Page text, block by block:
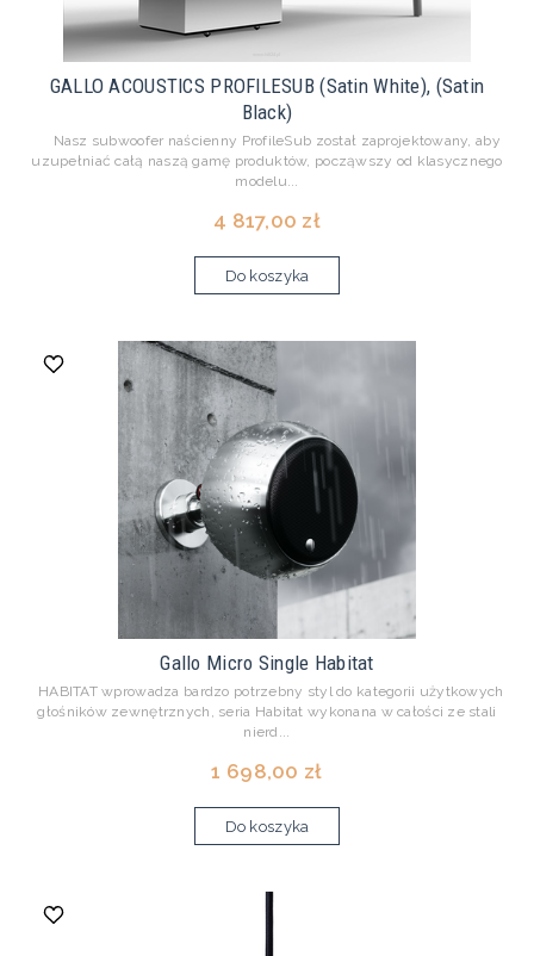
GALLO ACOUSTICS PROFILESUB (Satin White), (Satin
Black)
Nasz subwoofer naścienny ProfileSub został zaprojektowany, aby
uzupełniać całą naszą gamę produktów, począwszy od klasycznego
modelu...
4 817,00 zł
Do koszyka
Gallo Micro Single Habitat
HABITAT wprowadza bardzo potrzebny styl do kategorii użytkowych
głośników zewnętrznych, seria Habitat wykonana w całości ze stali
nierd...
1 698,00 zł
Do koszyka